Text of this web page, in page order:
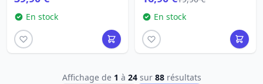
En stock
En stock
Affichage de 1 à 24sur 88résultats